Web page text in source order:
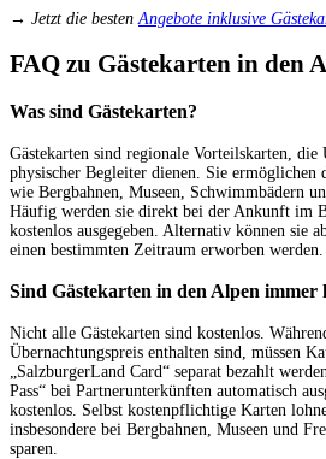
→ Jetzt die besten Angebote inklusive
FAQ zu Gästekarten in den
Was sind Gästekarten?
Gästekarten sind regionale Vorteilskarten,
physischer Begleiter dienen. Sie ermöglichen
wie Bergbahnen, Museen, Schwimmbädern
Häufig werden sie direkt bei der Ankunft im
kostenlos ausgegeben. Alternativ können sie
einen bestimmten Zeitraum erworben werden.
Sind Gästekarten in den Alpen immer
Nicht alle Gästekarten sind kostenlos.
Übernachtungspreis enthalten sind, müssen
„SalzburgerLand Card“ separat bezahlt
Pass“ bei Partnerunterkünften automatisch
kostenlos. Selbst kostenpflichtige Karten
insbesondere bei Bergbahnen, Museen und
sparen.